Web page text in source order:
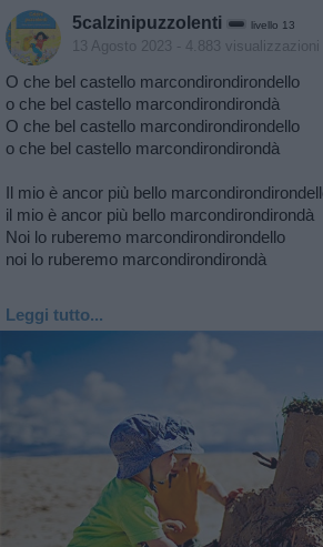
5calzinipuzzolenti livello 13
13 Agosto 2023 - 4.883 visualizzazioni
O che bel castello marcondirondirondello
o che bel castello marcondirondirondà
O che bel castello marcondirondirondello
o che bel castello marcondirondirondà
Il mio è ancor più bello
il mio è ancor più bello marcondirondirondà
Noi lo ruberemo marcondirondirondello
noi lo ruberemo marcondirondirondà
Leggi tutto...